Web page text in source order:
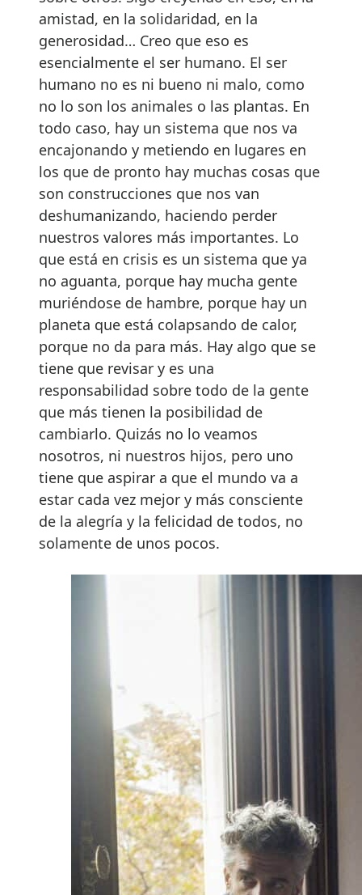
amistad, en la solidaridad, en la
generosidad… Creo que eso es
esencialmente el ser humano. El ser
humano no es ni bueno ni malo, como
no lo son los animales o las plantas. En
todo caso, hay un sistema que nos va
encajonando y metiendo en lugares en
los que de pronto hay muchas cosas que
son construcciones que nos van
deshumanizando, haciendo perder
nuestros valores más importantes. Lo
que está en crisis es un sistema que ya
no aguanta, porque hay mucha gente
muriéndose de hambre, porque hay un
planeta que está colapsando de calor,
porque no da para más. Hay algo que se
tiene que revisar y es una
responsabilidad sobre todo de la gente
que más tienen la posibilidad de
cambiarlo. Quizás no lo veamos
nosotros, ni nuestros hijos, pero uno
tiene que aspirar a que el mundo va a
estar cada vez mejor y más consciente
de la alegría y la felicidad de todos, no
solamente de unos pocos.